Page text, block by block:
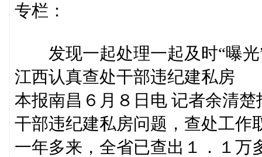
专栏：
发现一起处理一起及时“曝光
江西认真查处干部违纪建私房
本报南昌６月８日电 记者余清
干部违纪建私房问题，查处工作
一年多来，全省已查出１．１万